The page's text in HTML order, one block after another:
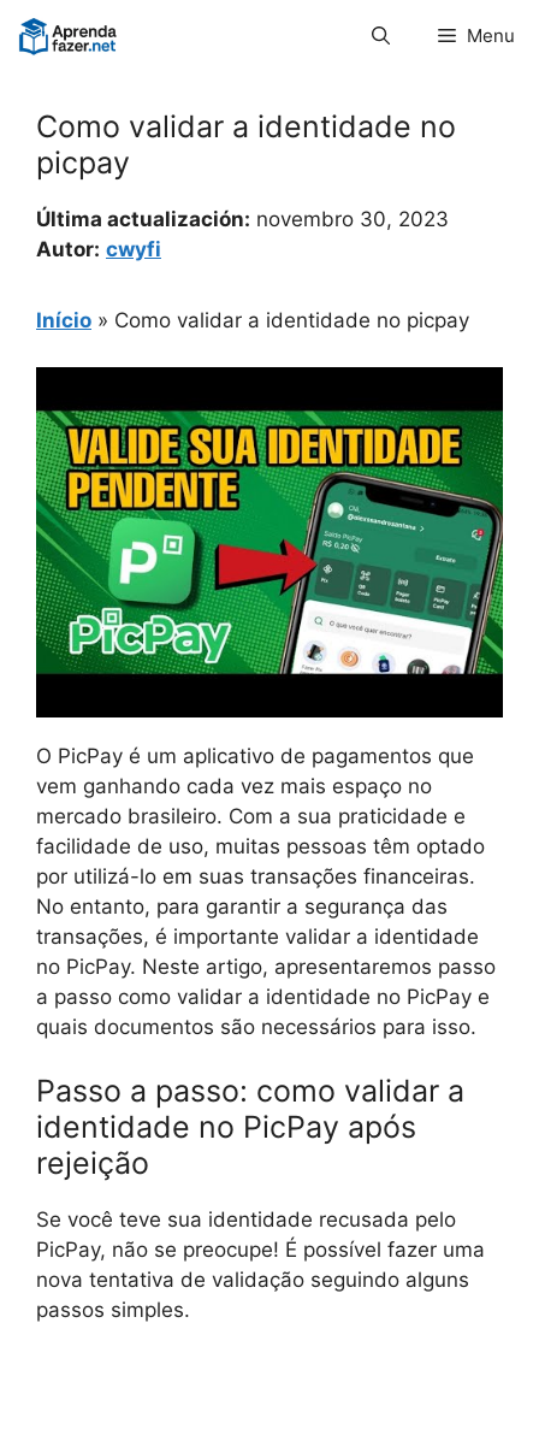
Pular
para
Menu
Como validar a identidade no
picpay
Última actualización: novembro 30, 2023
Autor: cwyfi
Início » Como validar a identidade no picpay
O PicPay é um aplicativo de pagamentos que
vem ganhando cada vez mais espaço no
mercado brasileiro. Com a sua praticidade e
facilidade de uso, muitas pessoas têm optado
por utilizá-lo em suas transações financeiras.
No entanto, para garantir a segurança das
transações, é importante validar a identidade
no PicPay. Neste artigo, apresentaremos passo
a passo como validar a identidade no PicPay e
quais documentos são necessários para isso.
Passo a passo: como validar a
identidade no PicPay após
rejeição
Se você teve sua identidade recusada pelo
PicPay, não se preocupe! É possível fazer uma
nova tentativa de validação seguindo alguns
passos simples.